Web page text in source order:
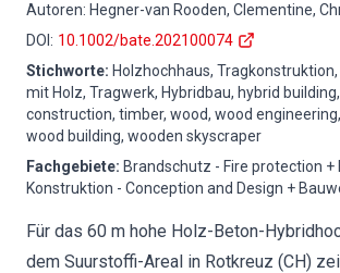
Autoren: Hegner-van Rooden, Clementine,
DOI : 10.1002/bate.202100074
Stichworte: Holzhochhaus,
mit Holz, Tragwerk, Hybridbau, hybrid
construction, timber, wood, wood
wood building, wooden skyscraper
Fachgebiete: Brandschutz - Fire protection +
Konstruktion - Conception and Design +
Für das 60 m hohe Holz-Beton-
dem Suurstoffi-Areal in Rotkreuz (CH)